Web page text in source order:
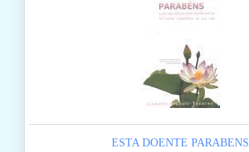
ESTA DOENTE PARABENS